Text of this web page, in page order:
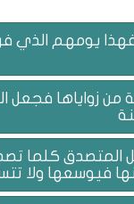
فهذا يومهم
من زواياها فجعل
المتصدق
فيوسعها ولا